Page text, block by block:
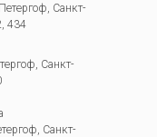
Санкт-
434
Санкт-
, Санкт-